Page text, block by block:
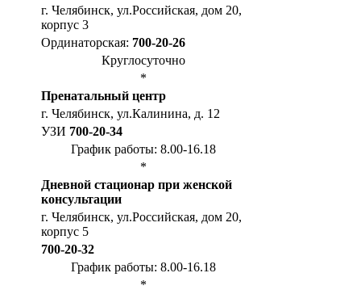
г. Челябинск, ул.Российская, дом 20,
корпус 3
Ординаторская: 700-20-26
Круглосуточно
*
Пренатальный центр
г. Челябинск, ул.Калинина, д. 12
УЗИ 700-20-34
График работы: 8.00-16.18
*
Дневной стационар при женской
консультации
г. Челябинск, ул.Российская, дом 20,
корпус 5
700-20-32
График работы: 8.00-16.18
*